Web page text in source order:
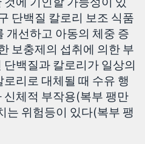
단백질 칼로리 보조 식품
개선하고 아동의 체중 증
보충제의 섭취에 의한 부
백질과 칼로리가 일상의
리로 대체될 때 수유 행
체적 부작용(복부 팽만
는 위험등이 있다(복부 팽